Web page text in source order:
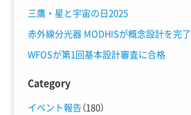
三鷹・星と宇宙の日2025
赤外線分光器 MODHISが概念設計を完了
WFOSが第1回基本設計審査に合格
Category
イベント報告（180）